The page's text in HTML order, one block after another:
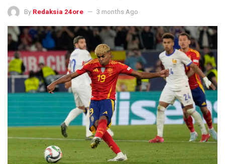
By Redaksia 24ore 3 months Ago